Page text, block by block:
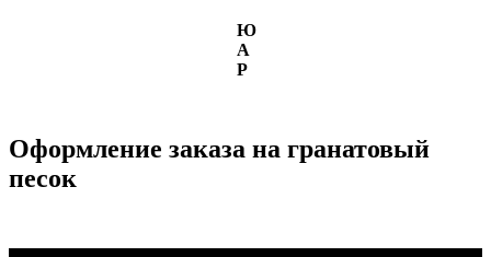
Ю
А
Р
Оформление заказа на гранатовый
песок